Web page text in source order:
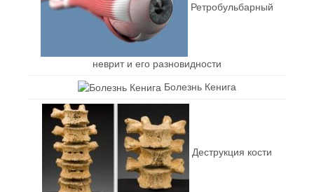
Ретробульбарный
неврит и его разновидности
Болезнь Кенига
Деструкция кости